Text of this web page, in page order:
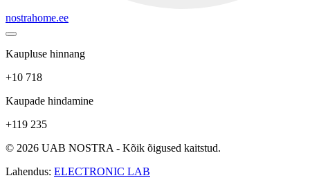
nostrahome.ee
Kaupluse hinnang
+10 718
Kaupade hindamine
+119 235
© 2026 UAB NOSTRA - Kõik õigused kaitstud.
Lahendus: ELECTRONIC LAB